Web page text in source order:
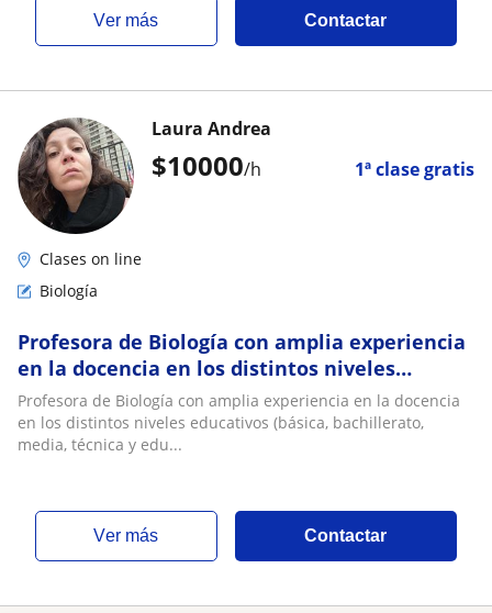
ver más Contactar
$10000/h 1ª clase gratis
Laura Andrea
Clases on line
Biología
Profesora de Biología con amplia experiencia
en la docencia en los distintos niveles
educativos. Actual profesora en PreUC
Profesora de Biología con amplia experiencia en la docencia
en los distintos niveles educativos (básica, bachillerato,
media, técnica y edu...
ver más Contactar